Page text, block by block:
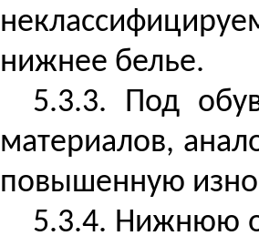
нижнее белье.
5.3.3. Под
материалов,
повышенную
5.3.4. Нижнюю